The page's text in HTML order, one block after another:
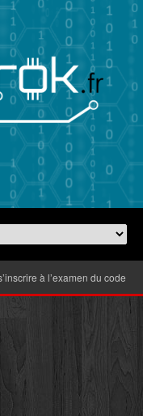
à l’examen du code de la